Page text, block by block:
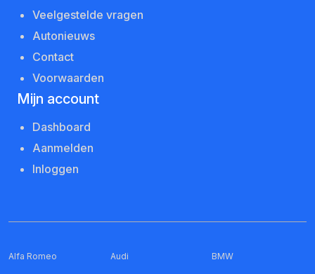
Veelgestelde vragen
Autonieuws
Contact
Voorwaarden
Mijn account
Dashboard
Aanmelden
Inloggen
Alfa Romeo Audi BMW